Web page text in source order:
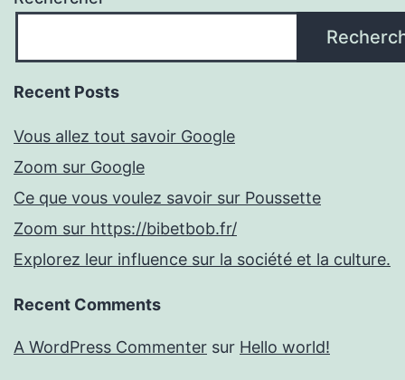
Recent Posts
Vous allez tout savoir Google
Zoom sur Google
Ce que vous voulez savoir sur Poussette
Zoom sur https://bibetbob.fr/
Explorez leur influence sur la société et la culture.
Recent Comments
A WordPress Commenter sur Hello world!